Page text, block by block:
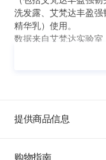
洗发露、艾梵达丰盈
精华乳）使用。
数据来自艾梵达实验室
梵达第二代丰盈强韧全
提供商品信息
购物指南